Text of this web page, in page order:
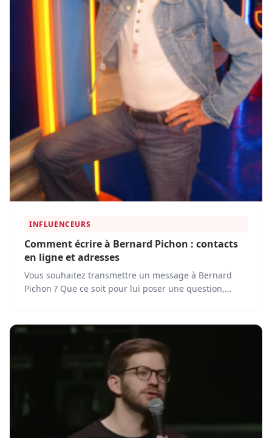
INFLUENCEURS
Comment écrire à Bernard Pichon : contacts
en ligne et adresses
Vous souhaitez transmettre un message à Bernard
Pichon ? Que ce soit pour lui poser une question,
contacter.